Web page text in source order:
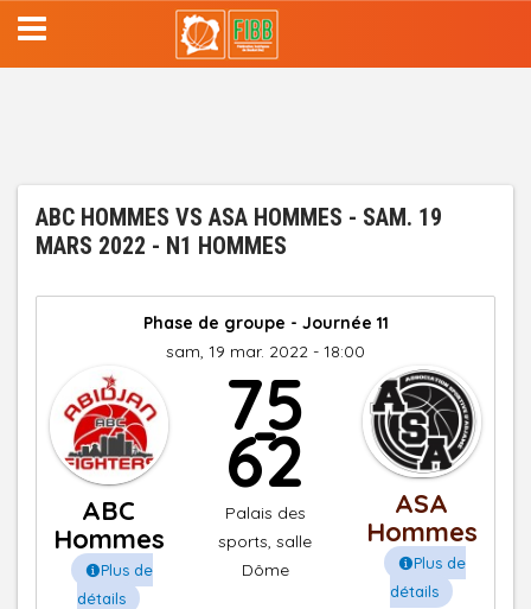
Aller
au
contenu
ABC HOMMES VS ASA HOMMES - SAM. 19
MARS 2022 - N1 HOMMES
Phase de groupe - Journée 11
sam, 19 mar. 2022 - 18:00
ABC
Hommes
Plus de
détails
75
-
62
Palais des
sports, salle
Dôme
ASA
Hommes
Plus de
détails